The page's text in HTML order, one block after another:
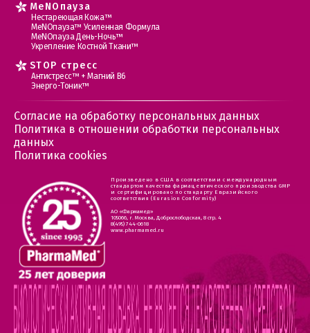
MеNOпауза
Нестареющая Кожа™
МеNOпауза™ Усиленная Формула
МеNOпауза День-Ночь™
Укрепление Костной Ткани™
STOP стресс
Антистресс™ + Магний В6
Энерго-Тоник™
Согласие на обработку персональных данных
Политика в отношении обработки персональных
данных
Политика cookies
Произведено в США в соответствии с международным
стандартом качества фармацевтического производства GMP
и сертифицировано по стандарту Евразийского
соответствия (Eurasion Conformity)
АО «Фармамед»
105066, г. Москва, Доброслободская, 8 стр. 4
8(495) 744-0618
www.pharmamed.ru